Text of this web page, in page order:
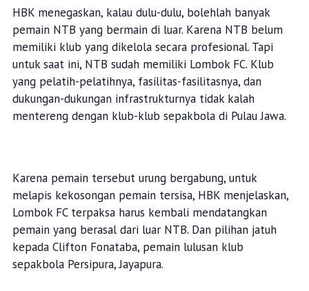
HBK menegaskan, kalau dulu-dulu, bolehlah banyak
pemain NTB yang bermain di luar. Karena NTB belum
memiliki klub yang dikelola secara profesional. Tapi
untuk saat ini, NTB sudah memiliki Lombok FC. Klub
yang pelatih-pelatihnya, fasilitas-fasilitasnya, dan
dukungan-dukungan infrastrukturnya tidak kalah
mentereng dengan klub-klub sepakbola di Pulau Jawa.
Karena pemain tersebut urung bergabung, untuk
melapis kekosongan pemain tersisa, HBK menjelaskan,
Lombok FC terpaksa harus kembali mendatangkan
pemain yang berasal dari luar NTB. Dan pilihan jatuh
kepada Clifton Fonataba, pemain lulusan klub
sepakbola Persipura, Jayapura.